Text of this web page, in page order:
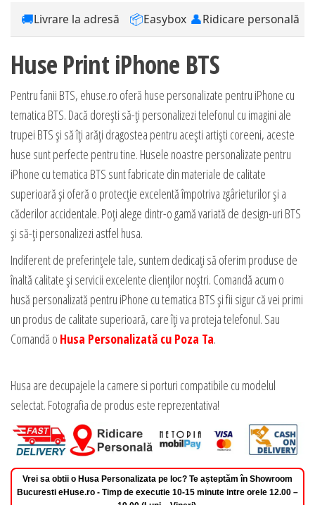
🚚Livrare la adresă 📦Easybox 👤Ridicare personală
Huse Print iPhone BTS
Pentru fanii BTS, ehuse.ro oferă huse personalizate pentru iPhone cu
tematica BTS. Dacă dorești să-ți personalizezi telefonul cu imagini ale
trupei BTS și să îți arăți dragostea pentru acești artiști coreeni, aceste
huse sunt perfecte pentru tine. Husele noastre personalizate pentru
iPhone cu tematica BTS sunt fabricate din materiale de calitate
superioară și oferă o protecție excelentă împotriva zgârieturilor și a
căderilor accidentale. Poți alege dintr-o gamă variată de design-uri BTS
și să-ți personalizezi astfel husa.
Indiferent de preferințele tale, suntem dedicați să oferim produse de
înaltă calitate și servicii excelente clienților noștri. Comandă acum o
husă personalizată pentru iPhone cu tematica BTS și fii sigur că vei primi
un produs de calitate superioară, care îți va proteja telefonul. Sau
Comandă o Husa Personalizată cu Poza Ta.
Husa are decupajele la camere si porturi compatibile cu modelul
selectat. Fotografia de produs este reprezentativa!
Vrei sa obtii o Husa Personalizata pe loc? Te așteptăm în Showroom
Bucuresti eHuse.ro - Timp de executie 10-15 minute intre orele 12.00 –